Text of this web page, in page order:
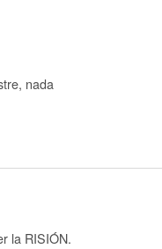
nada
la RISIÓN.